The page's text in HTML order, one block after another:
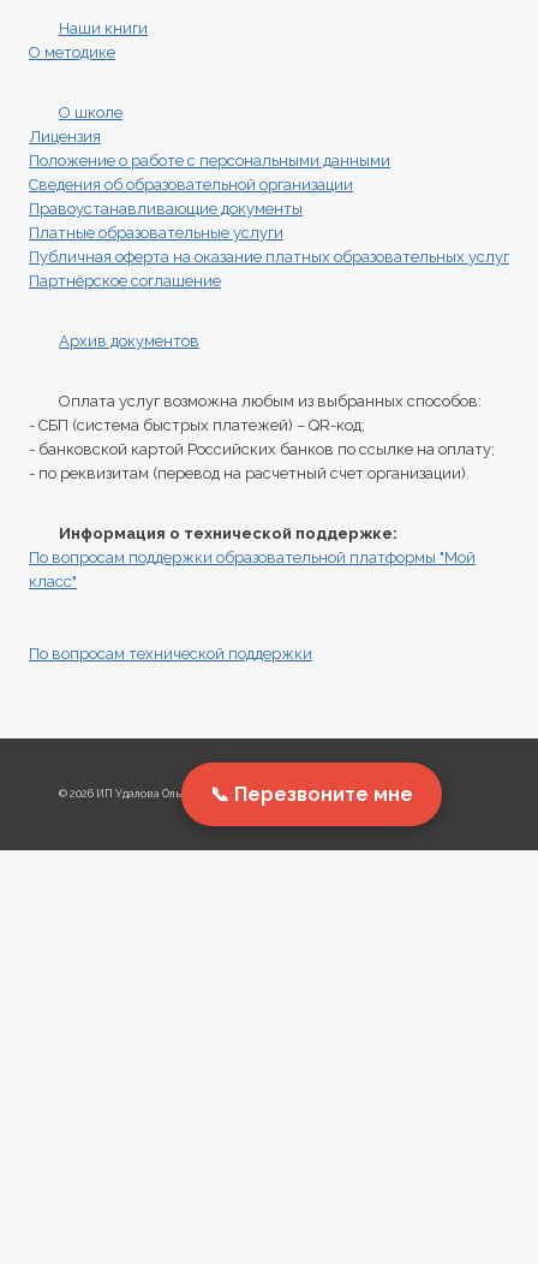
Наши книги
О методике
О школе
Лицензия
Положение о работе с персональными данными
Сведения об образовательной организации
Правоустанавливающие документы
Платные образовательные услуги
Публичная оферта на оказание платных образовательных услуг
Партнёрское соглашение
Архив документов
Оплата услуг возможна любым из выбранных способов:
- СБП (система быстрых платежей) – QR-код;
- банковской картой Российских банков по ссылке на оплату;
- по реквизитам (перевод на расчетный счет организации).
Информация о технической поддержке:
По вопросам поддержки образовательной платформы "Мой
класс"
По вопросам технической поддержки
© 2026 ИП Удалова Ольга Дмитриевна ©Перезвоните мне